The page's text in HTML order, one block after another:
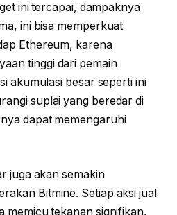
ini tercapai, dampaknya
ini bisa memperkuat
Ethereum, karena
tinggi dari pemain
akumulasi besar seperti ini
suplai yang beredar di
dapat memengaruhi
juga akan semakin
Bitmine. Setiap aksi jual
memicu tekanan signifikan,